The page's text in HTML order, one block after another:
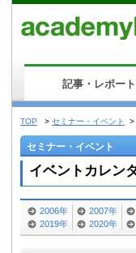
記事・レポート
TOP > セミナー・イベント >
セミナー・イベント
イベントカレン
2006年 2007年
2019年
2020年